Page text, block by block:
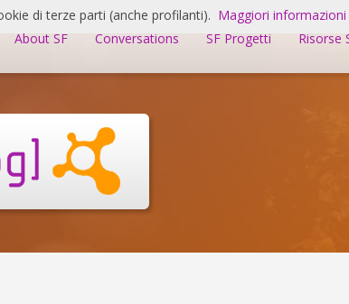
About SF Conversations SF Progetti Risorse
di terze parti (anche profilanti). Maggiori informazioni